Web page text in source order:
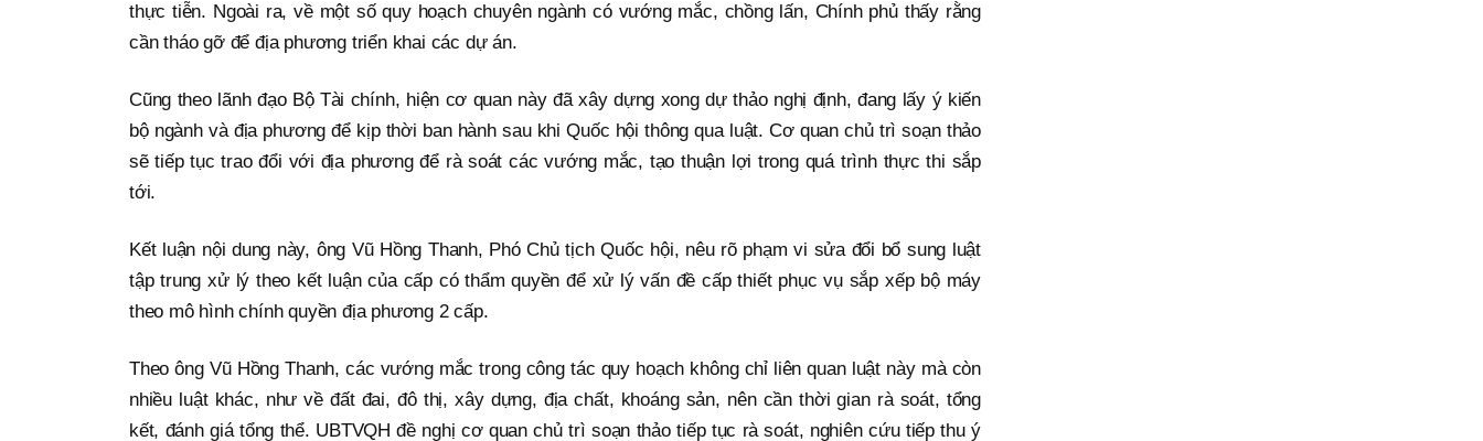
thực tiễn. Ngoài ra, về một số quy hoạch chuyên ngành có vướng mắc, chồng lấn, Chính phủ thấy rằng
cần tháo gỡ để địa phương triển khai các dự án.
Cũng theo lãnh đạo Bộ Tài chính, hiện cơ quan này đã xây dựng xong dự thảo nghị định, đang lấy ý kiến
bộ ngành và địa phương để kịp thời ban hành sau khi Quốc hội thông qua luật. Cơ quan chủ trì soạn thảo
sẽ tiếp tục trao đổi với địa phương để rà soát các vướng mắc, tạo thuận lợi trong quá trình thực thi sắp
tới.
Kết luận nội dung này, ông Vũ Hồng Thanh, Phó Chủ tịch Quốc hội, nêu rõ phạm vi sửa đổi bổ sung luật
tập trung xử lý theo kết luận của cấp có thẩm quyền để xử lý vấn đề cấp thiết phục vụ sắp xếp bộ máy
theo mô hình chính quyền địa phương 2 cấp.
Theo ông Vũ Hồng Thanh, các vướng mắc trong công tác quy hoạch không chỉ liên quan luật này mà còn
nhiều luật khác, như về đất đai, đô thị, xây dựng, địa chất, khoáng sản, nên cần thời gian rà soát, tổng
kết, đánh giá tổng thể. UBTVQH đề nghị cơ quan chủ trì soạn thảo tiếp tục rà soát, nghiên cứu tiếp thu ý